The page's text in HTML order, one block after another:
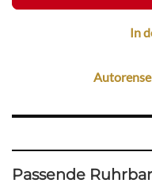
In
Passende